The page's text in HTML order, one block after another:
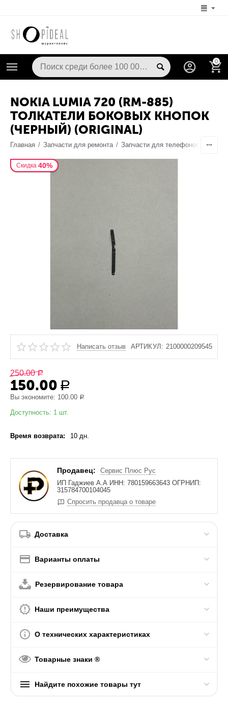
0
NOKIA LUMIA 720 (RM-885)
ТОЛКАТЕЛИ БОКОВЫХ КНОПОК
(ЧЕРНЫЙ) (ORIGINAL)
Главная / Запчасти для ремонта / Запчасти для телефонов
Скидка 40%
Написать отзыв АРТИКУЛ: 2100000209545
250.00 Р
150.00 Р
Вы экономите: 100.00 Р
Доступность: 1 шт.
Время возврата: 10 дн.
Продавец:
Сервис Плюс Рус
ИП Гаджиев А.А ИНН: 780159663643 ОГРНИП:
315784700104045
Спросить продавца о товаре
Доставка
Варианты оплаты
Резервирование товара
Наши преимущества
О технических характеристиках
Товарные знаки ®
Найдите похожие товары тут